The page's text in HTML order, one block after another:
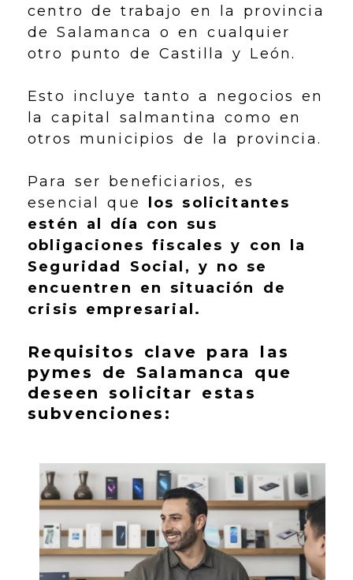
centro de trabajo en la provincia
de Salamanca o en cualquier
otro punto de Castilla y León.
Esto incluye tanto a negocios en
la capital salmantina como en
otros municipios de la provincia.
Para ser beneficiarios, es
esencial que
los solicitantes
estén al día con sus
obligaciones fiscales y con la
Seguridad Social, y no se
encuentren en situación de
crisis empresarial.
Requisitos clave para las
pymes de Salamanca que
deseen solicitar estas
subvenciones: